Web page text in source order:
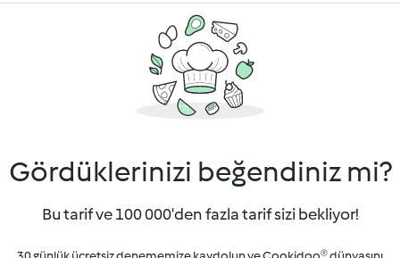
Gördüklerinizi beğendiniz mi?
Bu tarif ve 100 000'den fazla tarif sizi bekliyor!